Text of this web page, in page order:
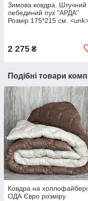
Зимова ковдра. Штучний
лебединий пух "АРДА"
Розмір 175*215 см.
2 275 ₴
Подібні товари
Ковдра на холлофайбері
ОДА Євро розміру